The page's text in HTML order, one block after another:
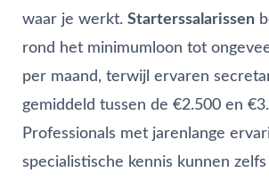
waar je werkt. Starterssalarissen
rond het minimumloon tot
per maand, terwijl ervaren
gemiddeld tussen de €2.500 en
Professionals met jarenlange
specialistische kennis kunnen